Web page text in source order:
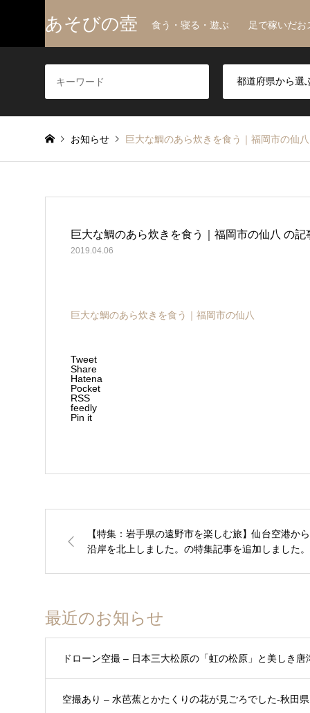
あそびの壺 食う・寝る・遊ぶ 足で稼いだお
お知らせ 巨大な鯛のあら炊きを食う｜福岡市の仙
巨大な鯛のあら炊きを食う｜福岡市の仙八 の
2019.04.06
巨大な鯛のあら炊きを食う｜福岡市の仙八
Tweet
Share
Hatena
Pocket
RSS
feedly
Pin it
【特集：岩手県の遠野市を楽しむ旅】仙台空港から
沿岸を北上しました。の特集記事を追加しました。
最近のお知らせ
ドローン空撮 – 日本三大松原の「虹の松原」と美しき唐
空撮あり – 水芭蕉とかたくりの花が見ごろでした-秋田